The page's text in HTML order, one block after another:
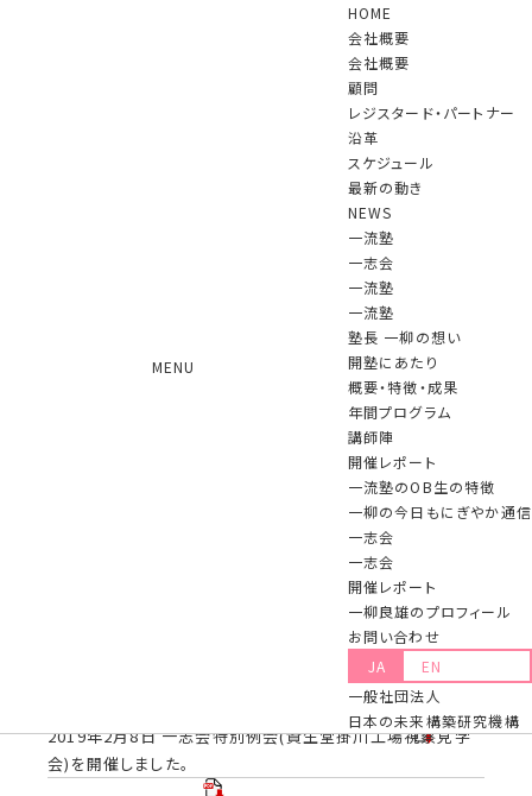
MENU
HOME
会社概要
会社概要
顧問
レジスタード・パートナー
沿革
スケジュール
最新の動き
NEWS
一流塾
一志会
一流塾
一流塾
塾長 一柳の想い
開塾にあたり
概要・特徴・成果
年間プログラム
講師陣
開催レポート
一流塾のOB生の特徴
一柳の今日もにぎやか通信
一志会
一志会
開催レポート
一柳良雄のプロフィール
お問い合わせ
JA
EN
一般社団法人
日本の未来構築研究機構
2010年10月に発足した限定メンバーによる
開催レポート
第45回一志会例会 レポート 平成30年4月24日
第46回一志会例会 レポート 平成30年6月6日
第47回一志会例会 レポート 平成30年8月29日
第48回一志会例会 レポート 平成30年10月23日
第49回一志会例会 レポート 平成30年11月29日
2019年2月8日 一志会特別例会(資生堂掛川工場視察見学
会)を開催しました。